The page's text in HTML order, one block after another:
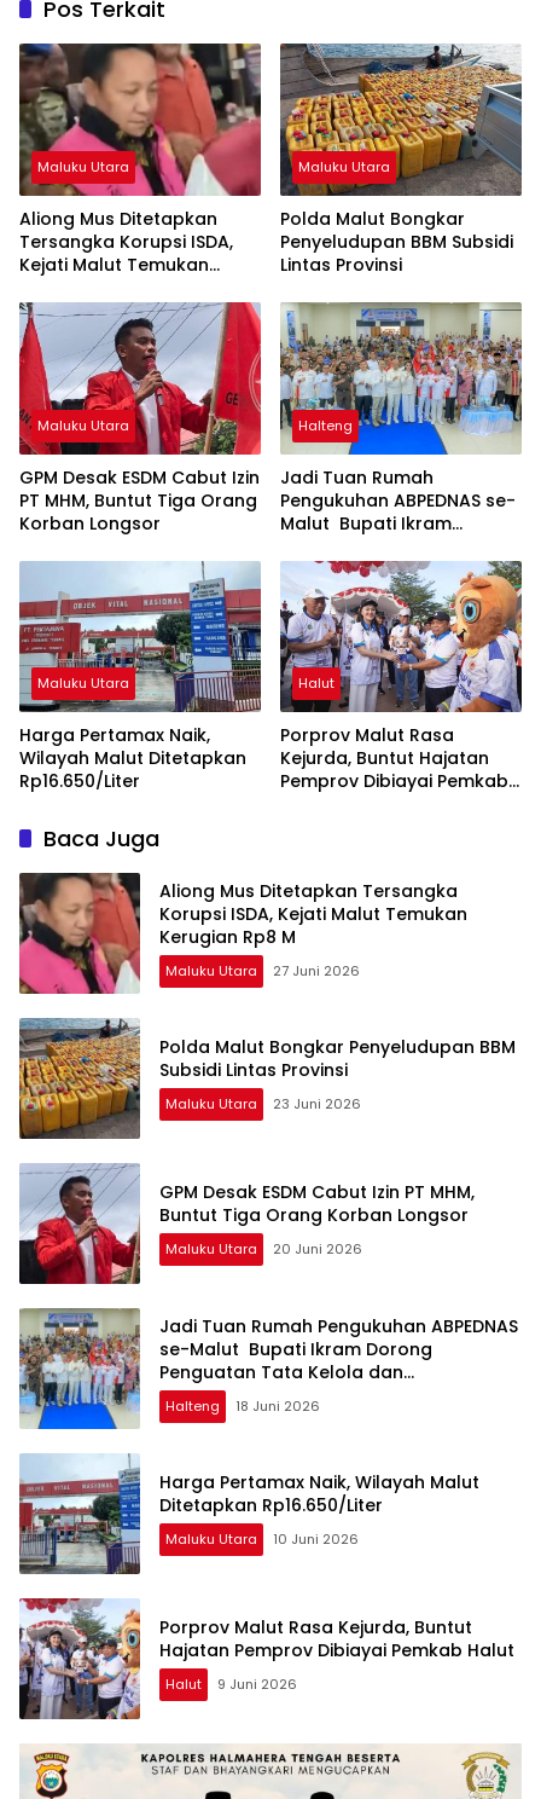
Pos Terkait
Maluku Utara
Aliong Mus Ditetapkan
Tersangka Korupsi ISDA,
Kejati Malut Temukan
Maluku Utara
Polda Malut Bongkar
Penyeludupan BBM Subsidi
Lintas Provinsi
Maluku Utara
GPM Desak ESDM Cabut Izin
PT MHM, Buntut Tiga Orang
Korban Longsor
Halteng
Jadi Tuan Rumah
Pengukuhan ABPEDNAS se-
Malut Bupati Ikram
Kelola dan Pengawasan
Desa
Maluku Utara
Harga Pertamax Naik,
Wilayah Malut Ditetapkan
Rp16.650/Liter
Halut
Porprov Malut Rasa
Kejurda, Buntut Hajatan
Pemprov Dibiayai Pemkab
Baca Juga
Aliong Mus Ditetapkan Tersangka
Korupsi ISDA, Kejati Malut Temukan
Kerugian Rp8 M
Maluku Utara 27 Juni 2026
Polda Malut Bongkar Penyeludupan BBM
Subsidi Lintas Provinsi
Maluku Utara 23 Juni 2026
GPM Desak ESDM Cabut Izin PT MHM,
Buntut Tiga Orang Korban Longsor
Maluku Utara 20 Juni 2026
Jadi Tuan Rumah Pengukuhan ABPEDNAS
se-Malut Bupati Ikram Dorong
Penguatan Tata Kelola dan
Pengawasan Desa
Halteng 18 Juni 2026
Harga Pertamax Naik, Wilayah Malut
Ditetapkan Rp16.650/Liter
Maluku Utara 10 Juni 2026
Porprov Malut Rasa Kejurda, Buntut
Hajatan Pemprov Dibiayai Pemkab Halut
Halut 9 Juni 2026